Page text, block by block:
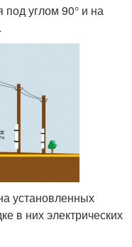
под углом 90° и на
установленных
в них электрических